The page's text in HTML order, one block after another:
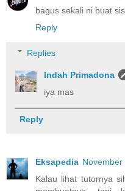
bagus sekali ni buat
Reply
Replies
Indah Primadona
iya mas
Reply
Eksapedia November
Kalau lihat tutornya